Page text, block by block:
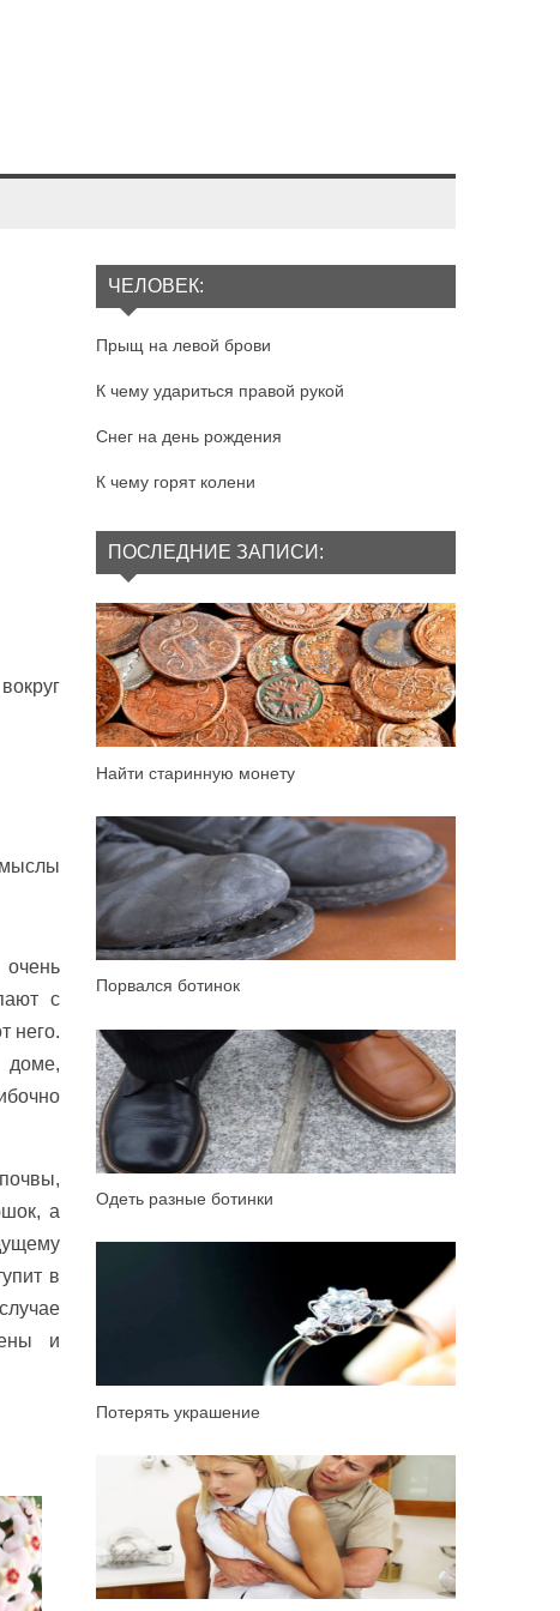
с
него.
доме,
а
в
и
ЧЕЛОВЕК:
Прыщ на левой брови
К чему удариться правой рукой
Снег на день рождения
К чему горят колени
ПОСЛЕДНИЕ ЗАПИСИ:
Найти старинную монету
Порвался ботинок
Одеть разные ботинки
Потерять украшение